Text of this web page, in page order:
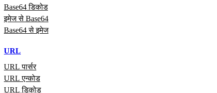
Base64 डिकोड
इमेज से Base64
Base64 से इमेज
URL
URL पार्सर
URL एन्कोड
URL डिकोड